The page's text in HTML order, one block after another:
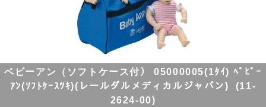
ベビーアン（ソフトケース付） 05000005(1ﾀｲ) ﾍﾞﾋﾞｰ
ｱﾝ(ｿﾌﾄｹｰｽﾂｷ)(レールダルメディカルジャパン) (11-
2624-00)